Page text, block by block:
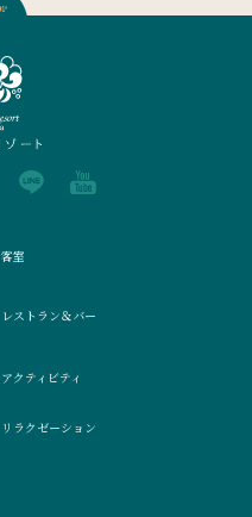
客室
レストラン＆バー
アクティビティ
リラクゼーション